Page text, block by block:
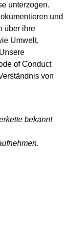
unterzogen.
und
über ihre
Umwelt,
of Conduct
von
bekannt